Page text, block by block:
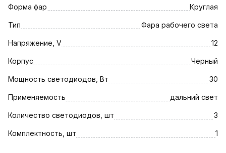
Форма фар Круглая
Тип Фара рабочего света
Напряжение, V 12
Корпус Черный
Мощность светодиодов, Вт 30
Применяемость дальний свет
Количество светодиодов, шт 3
Комплектность, шт 1